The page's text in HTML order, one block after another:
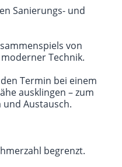
Sanierungs- und
von
Technik.
Termin bei einem
ausklingen – zum
Austausch.
begrenzt.